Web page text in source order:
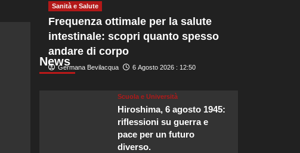
News
Sanità e Salute
Frequenza ottimale per la salute
intestinale: scopri quanto spesso
andare di corpo
Germana Bevilacqua 6 Agosto 2026 : 12:50
Scuola e Università
Hiroshima, 6 agosto 1945:
riflessioni su guerra e
pace per un futuro
diverso.